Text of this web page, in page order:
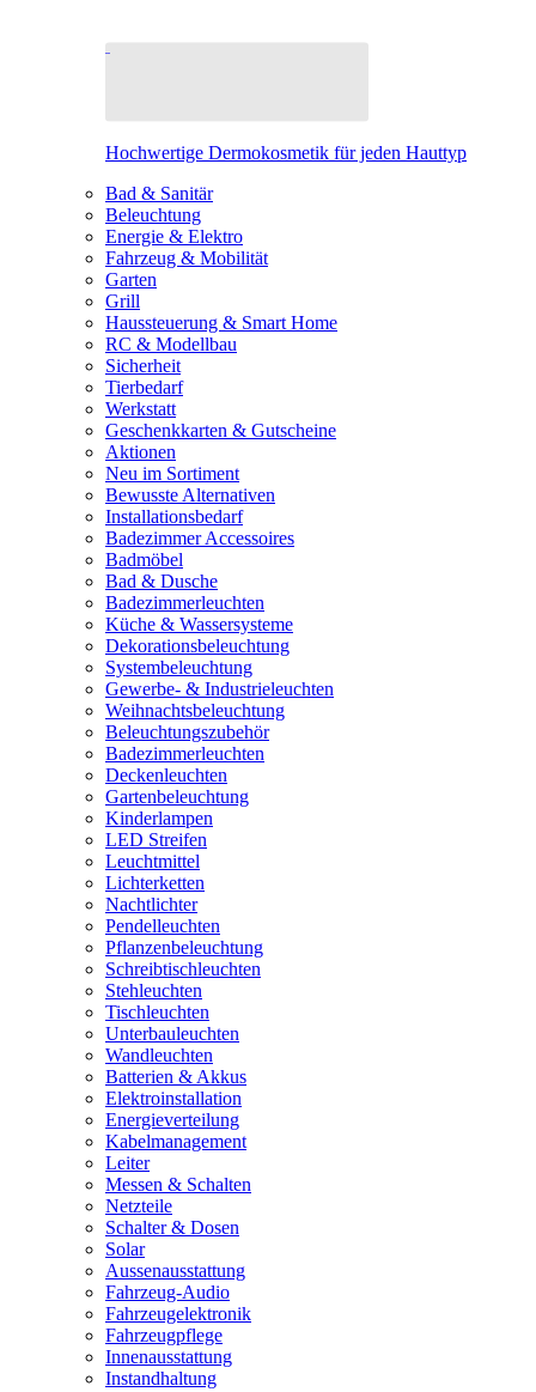
Hochwertige Dermokosmetik für jeden Hauttyp
Bad & Sanitär
Beleuchtung
Energie & Elektro
Fahrzeug & Mobilität
Garten
Grill
Haussteuerung & Smart Home
RC & Modellbau
Sicherheit
Tierbedarf
Werkstatt
Geschenkkarten & Gutscheine
Aktionen
Neu im Sortiment
Bewusste Alternativen
Installationsbedarf
Badezimmer Accessoires
Badmöbel
Bad & Dusche
Badezimmerleuchten
Küche & Wassersysteme
Dekorationsbeleuchtung
Systembeleuchtung
Gewerbe- & Industrieleuchten
Weihnachtsbeleuchtung
Beleuchtungszubehör
Badezimmerleuchten
Deckenleuchten
Gartenbeleuchtung
Kinderlampen
LED Streifen
Leuchtmittel
Lichterketten
Nachtlichter
Pendelleuchten
Pflanzenbeleuchtung
Schreibtischleuchten
Stehleuchten
Tischleuchten
Unterbauleuchten
Wandleuchten
Batterien & Akkus
Elektroinstallation
Energieverteilung
Kabelmanagement
Leiter
Messen & Schalten
Netzteile
Schalter & Dosen
Solar
Aussenausstattung
Fahrzeug-Audio
Fahrzeugelektronik
Fahrzeugpflege
Innenausstattung
Instandhaltung